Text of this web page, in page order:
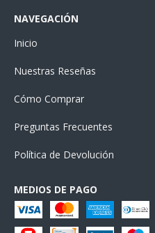
NAVEGACIÓN
Inicio
Nuestras Reseñas
Cómo Comprar
Preguntas Frecuentes
Política de Devolución
MEDIOS DE PAGO